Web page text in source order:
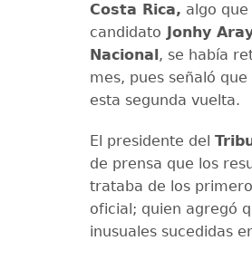
Costa Rica, algo
candidato Jonhy
Nacional, se había
mes, pues señaló
esta segunda vuelta.
El presidente del
de prensa que los
trataba de los
oficial; quien agregó
inusuales sucedidas